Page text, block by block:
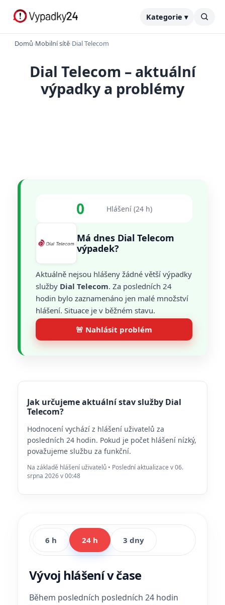
Kategorie ▾
Domů›Mobilní sítě›Dial Telecom
Dial Telecom – aktuální
výpadky a problémy
0 Hlášení (24 h)
Má dnes Dial Telecom
výpadek?
Aktuálně nejsou hlášeny žádné větší výpadky
služby Dial Telecom. Za posledních 24
hodin bylo zaznamenáno jen malé množství
hlášení. Situace je v běžném stavu.
🚨 Nahlásit problém
Jak určujeme aktuální stav služby Dial
Telecom?
Hodnocení vychází z hlášení uživatelů za
posledních 24 hodin. Pokud je počet hlášení nízký,
považujeme službu za funkční.
Na základě hlášení uživatelů • Poslední aktualizace v 06.
srpna 2026 v 00:48
6 h 24 h 3 dny
Vývoj hlášení v čase
Během posledních posledních 24 hodin